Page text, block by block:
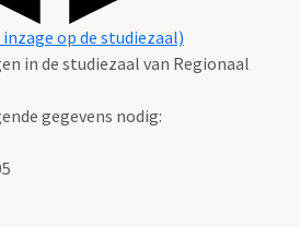
op de studiezaal)
in de studiezaal van Regionaal
gegevens nodig: